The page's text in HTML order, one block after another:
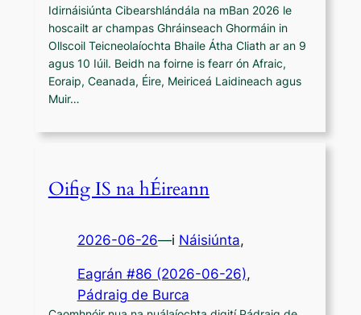
Idirnáisiúnta Cibearshlándála na mBan 2026 le
hoscailt ar champas Ghráinseach Ghormáin in
Ollscoil Teicneolaíochta Bhaile Átha Cliath ar an 9
agus 10 Iúil. Beidh na foirne is fearr ón Afraic,
Eoraip, Ceanada, Éire, Meiriceá Laidineach agus
Muir…
Oifig IS na hÉireann
2026-06-26—i Náisiúnta,
Eagrán #86 (2026-06-26)
Pádraig de Burca